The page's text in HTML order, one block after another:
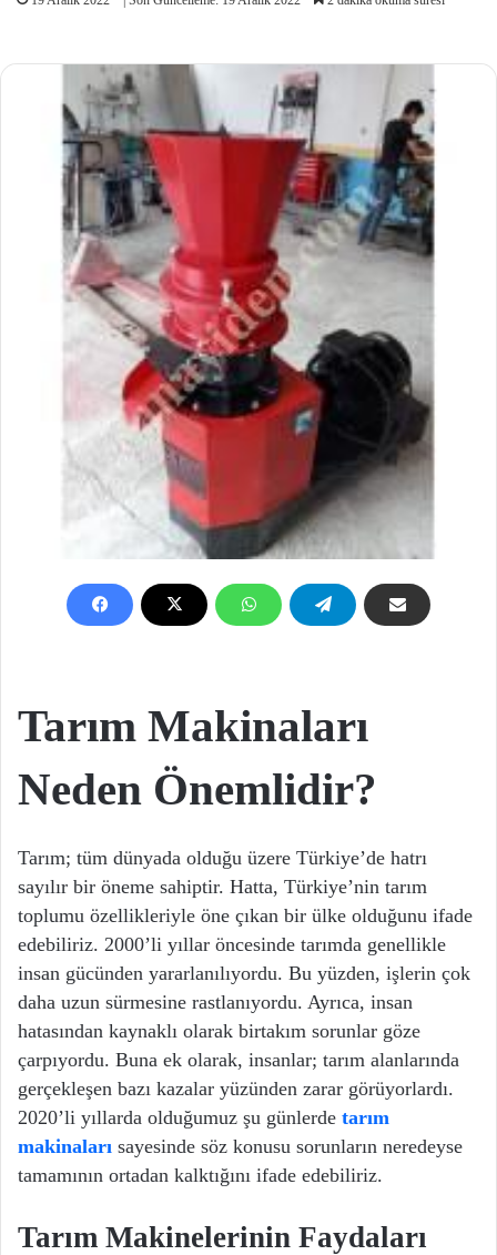
Tarım Makinaları
Neden Önemlidir?
Tarım; tüm dünyada olduğu üzere Türkiye’de hatrı
sayılır bir öneme sahiptir. Hatta, Türkiye’nin tarım
toplumu özellikleriyle öne çıkan bir ülke olduğunu ifade
edebiliriz. 2000’li yıllar öncesinde tarımda genellikle
insan gücünden yararlanılıyordu. Bu yüzden, işlerin çok
daha uzun sürmesine rastlanıyordu. Ayrıca, insan
hatasından kaynaklı olarak birtakım sorunlar göze
çarpıyordu. Buna ek olarak, insanlar; tarım alanlarında
gerçekleşen bazı kazalar yüzünden zarar görüyorlardı.
2020’li yıllarda olduğumuz şu günlerde tarım
makinaları sayesinde söz konusu sorunların neredeyse
tamamının ortadan kalktığını ifade edebiliriz.
Tarım Makinelerinin Faydaları